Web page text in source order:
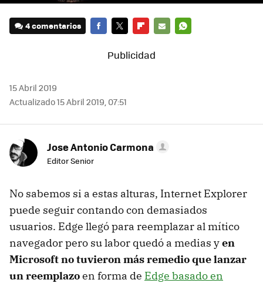
4 comentarios
MAIL
15 Abril 2019
Actualizado 15 Abril 2019, 07:51
Jose Antonio Carmona
Editor Senior
No sabemos si a estas alturas, Internet Explorer
puede seguir contando con demasiados
usuarios. Edge llegó para reemplazar al mítico
navegador pero su labor quedó a medias yen
Microsoft no tuvieron más remedio que lanzar
un reemplazoen forma de Edge basado en